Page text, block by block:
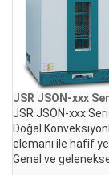
JSR JSON-xxx
JSR JSON-xxx
Doğal
elemanı ile hafif
Genel ve